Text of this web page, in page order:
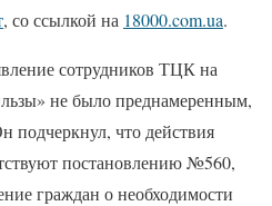
, со ссылкой на 18000.com.ua.
сотрудников ТЦК на
не было преднамеренным,
подчеркнул, что действия
постановлению №560,
граждан о необходимости